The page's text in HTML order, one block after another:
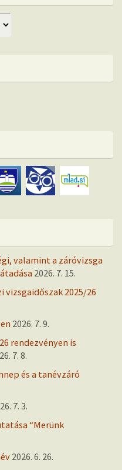
valamint a záróvizsga
2026. 7. 15.
vizsgaidőszak 2025/26
2026. 7. 9.
rendezvényen is
7. 8.
és a tanévzáró
7. 3.
“Merünk
2026. 6. 26.